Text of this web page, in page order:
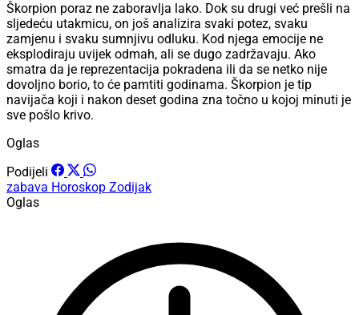
Škorpion poraz ne zaboravlja lako. Dok su drugi već prešli na
sljedeću utakmicu, on još analizira svaki potez, svaku
zamjenu i svaku sumnjivu odluku. Kod njega emocije ne
eksplodiraju uvijek odmah, ali se dugo zadržavaju. Ako
smatra da je reprezentacija pokradena ili da se netko nije
dovoljno borio, to će pamtiti godinama. Škorpion je tip
navijača koji i nakon deset godina zna točno u kojoj minuti je
sve pošlo krivo.
Oglas
Podijeli
zabava Horoskop Zodijak
Oglas